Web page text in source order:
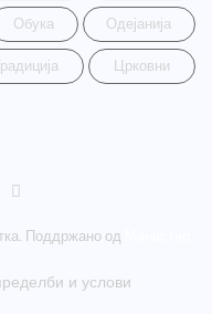
Обука
Одејанија
Црковни
Поддржано од
и услови